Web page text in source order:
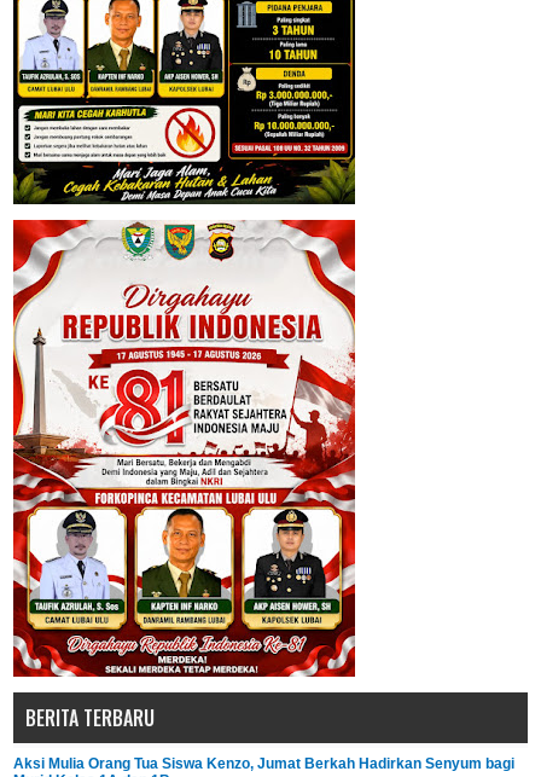
BERITA TERBARU
Aksi Mulia Orang Tua Siswa Kenzo, Jumat Berkah Hadirkan Senyum bagi